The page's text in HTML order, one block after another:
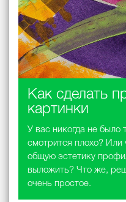
Как сделать
картинки
У вас никогда не было
смотрится плохо? Или
общую эстетику
выложить? Что же,
очень простое.